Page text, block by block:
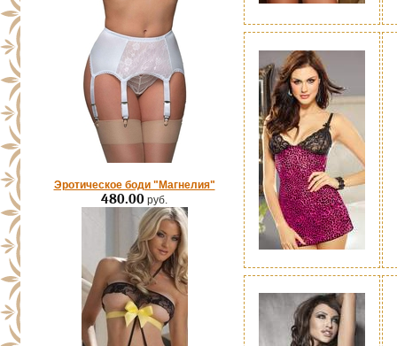
Эротическое боди "Магнелия"
480.00 руб.